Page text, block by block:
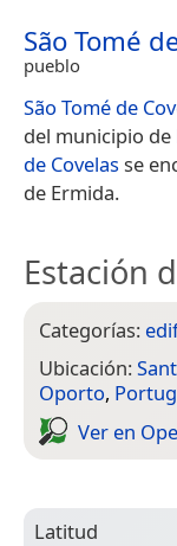
São Tomé
pueblo
São Tomé de
del municipio de
de Covelasse
de Ermida.
Estación
Categorías:
Ubicación:
Oporto,
Ver en
Latitud